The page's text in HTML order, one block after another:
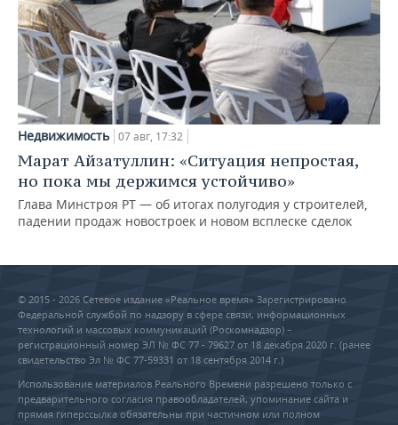
Недвижимость 07 авг, 17:32
Марат Айзатуллин: «Ситуация непростая,
но пока мы держимся устойчиво»
Глава Минстроя РТ — об итогах полугодия у строителей,
падении продаж новостроек и новом всплеске сделок
© 2015 - 2026 Сетевое издание «Реальное время» Зарегистрировано
Федеральной службой по надзору в сфере связи, информационных
технологий и массовых коммуникаций (Роскомнадзор) –
регистрационный номер ЭЛ № ФС 77 - 79627 от 18 декабря 2020 г. (ранее
свидетельство Эл № ФС 77-59331 от 18 сентября 2014 г.)
Использование материалов Реального Времени разрешено только с
предварительного согласия правообладателей, упоминание сайта и
прямая гиперссылка обязательны при частичном или полном